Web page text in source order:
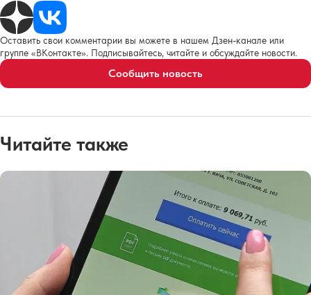
Оставить свои комментарии вы можете в нашем Дзен-канале или
группе «ВКонтакте». Подписывайтесь, читайте и обсуждайте новости.
Сообщить новость
Читайте также